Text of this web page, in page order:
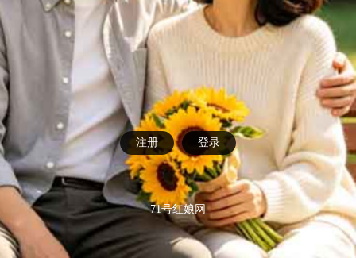
注册 登录
71号红娘网